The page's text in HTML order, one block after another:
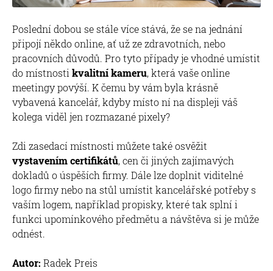
Poslední dobou se stále více stává, že se na jednání
připojí někdo online, ať už ze zdravotních, nebo
pracovních důvodů. Pro tyto případy je vhodné umístit
do místnosti kvalitní kameru, která vaše online
meetingy povýší. K čemu by vám byla krásně
vybavená kancelář, kdyby místo ní na displeji váš
kolega viděl jen rozmazané pixely?
Zdi zasedací místnosti můžete také osvěžit
vystavením certifikátů, cen či jiných zajímavých
dokladů o úspěších firmy. Dále lze doplnit viditelné
logo firmy nebo na stůl umístit kancelářské potřeby s
vaším logem, například propisky, které tak splní i
funkci upomínkového předmětu a návštěva si je může
odnést.
Autor: Radek Preis